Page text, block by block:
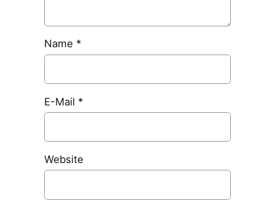
Name *
E-Mail *
Website